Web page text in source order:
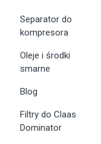
Separator do
kompresora
Oleje i środki
smarne
Blog
Filtry do Claas
Dominator